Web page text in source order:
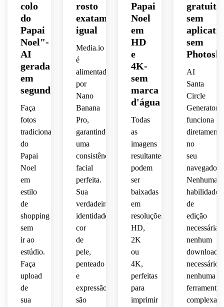
colo
do
Papai
Noel"-
AI
gerada
em
segundos
Faça
fotos
tradicionais
do
Papai
Noel
em
estilo
de
shopping
sem
ir ao
estúdio.
Faça
upload
de
sua
rosto
exatamente
igual
Media.io
é
alimentado
por
Nano
Banana
Pro,
garantindo
uma
consistência
facial
perfeita.
Sua
verdadeira
identidade,
cor
de
pele,
penteado
e
expressão
são
Papai
Noel
em
HD
e
4K-
sem
marca
d'água
Todas
as
imagens
resultantes
podem
ser
baixadas
em
resoluções
HD,
2K
ou
4K,
perfeitas
para
imprimir
sem
sem
AI
Santa
Circle
Generator
funciona
diretamente
no
seu
navegador.
Nenhuma
habilidade
de
edição
necessária,
nenhum
download
necessário,
nenhuma
ferramenta
complexa